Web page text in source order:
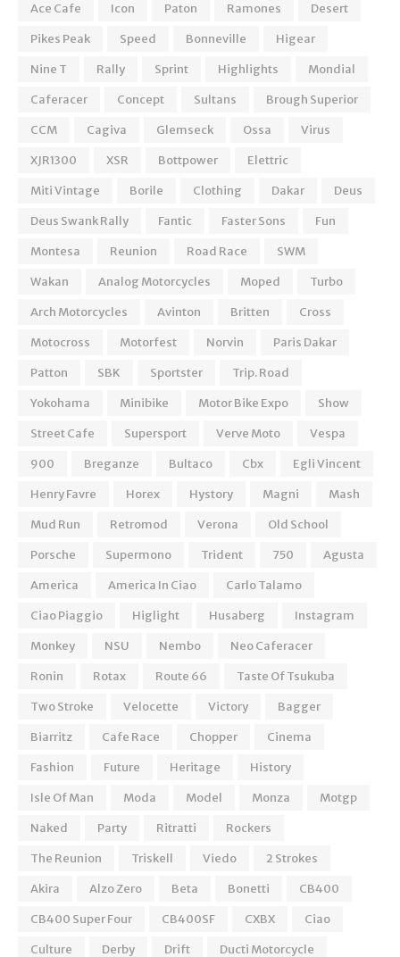
Ace Cafe
Icon Paton Ramones
Desert
Pikes Peak
Speed Bonneville
Higear
Nine T
Rally Sprint Highlights
Mondial
Caferacer
Concept Sultans
Brough Superior
CCM
Cagiva Glemseck Ossa
Virus
XJR1300
XSR Bottpower
Elettric
Miti Vintage
Borile Clothing Dakar
Deus
Deus Swank Rally
Fantic Faster Sons
Fun
Montesa
Reunion Road Race
SWM
Wakan
Analog Motorcycles Moped
Turbo
Arch Motorcycles
Avinton Britten
Cross
Motocross
Motorfest Norvin
Paris Dakar
Patton
SBK Sportster
Trip. Road
Yokohama
Minibike Motor Bike Expo
Show
Street Cafe
Supersport Verve Moto
Vespa
900
Breganze Bultaco Cbx
Egli Vincent
Henry Favre
Horex Hystory Magni
Mash
Mud Run
Retromod Verona
Old School
Porsche
Supermono Trident 750
Agusta
America
America In Ciao
Carlo Talamo
Ciao Piaggio
Higlight Husaberg
Instagram
Monkey
NSU Nembo
Neo Caferacer
Ronin
Rotax Route 66
Taste Of Tsukuba
Two Stroke
Velocette Victory
Bagger
Biarritz
Cafe Race Chopper
Cinema
Fashion
Future Heritage
History
Isle Of Man
Moda Model Monza
Motgp
Naked
Party Ritratti
Rockers
The Reunion
Triskell Viedo
2 Strokes
Akira
Alzo Zero Beta Bonetti
CB400
CB400 Super Four
CB400SF CXBX
Ciao
Culture
Derby Drift Ducti Motorcycle